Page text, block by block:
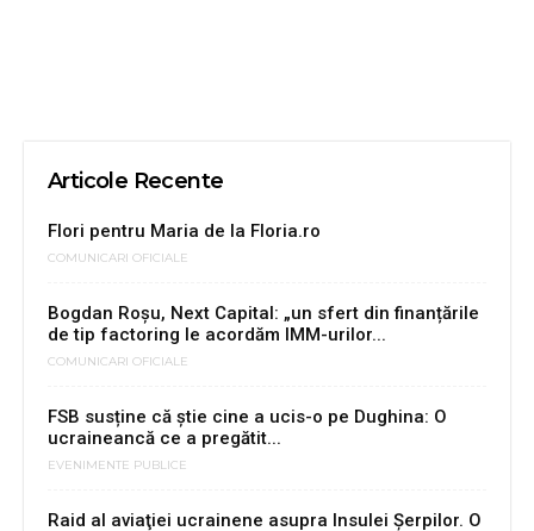
Articole Recente
Flori pentru Maria de la Floria.ro
COMUNICARI OFICIALE
Bogdan Roșu, Next Capital: „un sfert din finanțările
de tip factoring le acordăm IMM-urilor...
COMUNICARI OFICIALE
FSB susține că știe cine a ucis-o pe Dughina: O
ucraineancă ce a pregătit...
EVENIMENTE PUBLICE
Raid al aviaţiei ucrainene asupra Insulei Şerpilor. O